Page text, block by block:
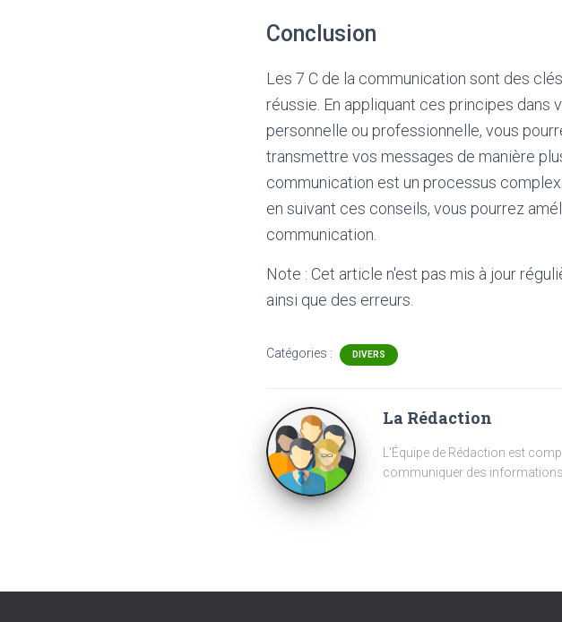
Conclusion
Les 7 C de la communication sont des
réussie. En appliquant ces principes
personnelle ou professionnelle, vous
transmettre vos messages de manière
communication est un processus
en suivant ces conseils, vous pourrez
communication.
Note : Cet article n'est pas mis à jour
ainsi que des erreurs.
Catégories : DIVERS
La Rédaction
L'Équipe de Rédaction est
communiquer des